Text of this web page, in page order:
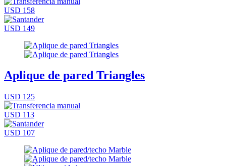
USD 158
USD 149
Aplique de pared Triangles
USD 125
USD 113
USD 107